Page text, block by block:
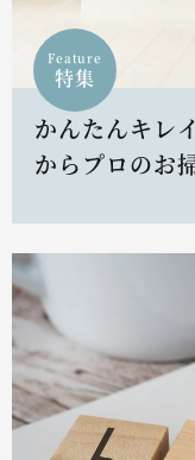
Feature
特集
かんたんキレ
からプロのお